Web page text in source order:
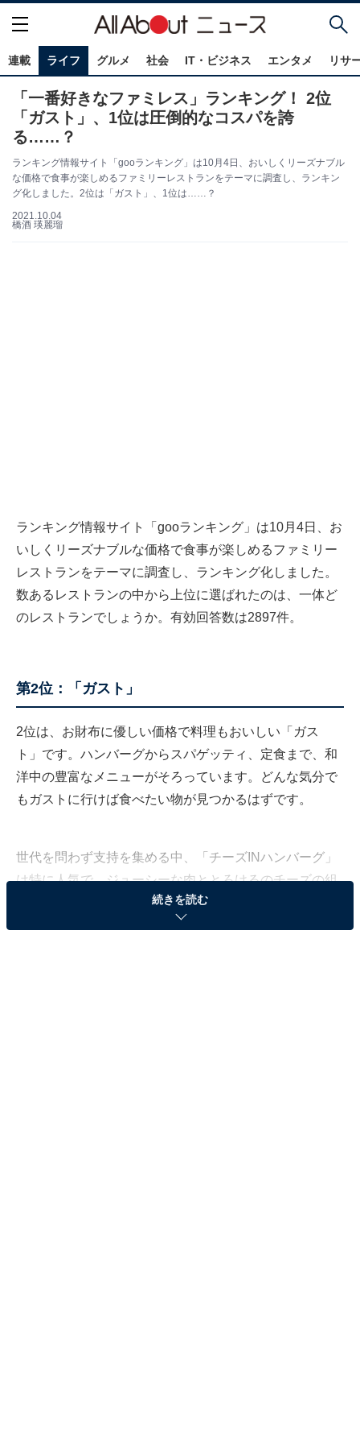
連載 ライフ グルメ 社会 IT・ビジネス エンタメ リサ
「一番好きなファミレス」ランキング！ 2位
「ガスト」、1位は圧倒的なコスパを誇
る……？
ランキング情報サイト「gooランキング」は10月4日、おいしくリーズナブル
な価格で食事が楽しめるファミリーレストランをテーマに調査し、ランキン
グ化しました。2位は「ガスト」、1位は……？
2021.10.04
橋酒 瑛麗瑠
ランキング情報サイト「gooランキング」は10月4日、お
いしくリーズナブルな価格で食事が楽しめるファミリー
レストランをテーマに調査し、ランキング化しました。
数あるレストランの中から上位に選ばれたのは、一体ど
のレストランでしょうか。有効回答数は2897件。
第2位：「ガスト」
2位は、お財布に優しい価格で料理もおいしい「ガス
ト」です。ハンバーグからスパゲッティ、定食まで、和
洋中の豊富なメニューがそろっています。どんな気分で
もガストに行けば食べたい物が見つかるはずです。
世代を問わず支持を集める中、「チーズINハンバーグ」
は特に人気で、ジューシーな肉ととろけるのチーズの組
み合わせがたまりません。テイクアウトではワンコイン
で買えるメニューも用意されています。
続きを読む